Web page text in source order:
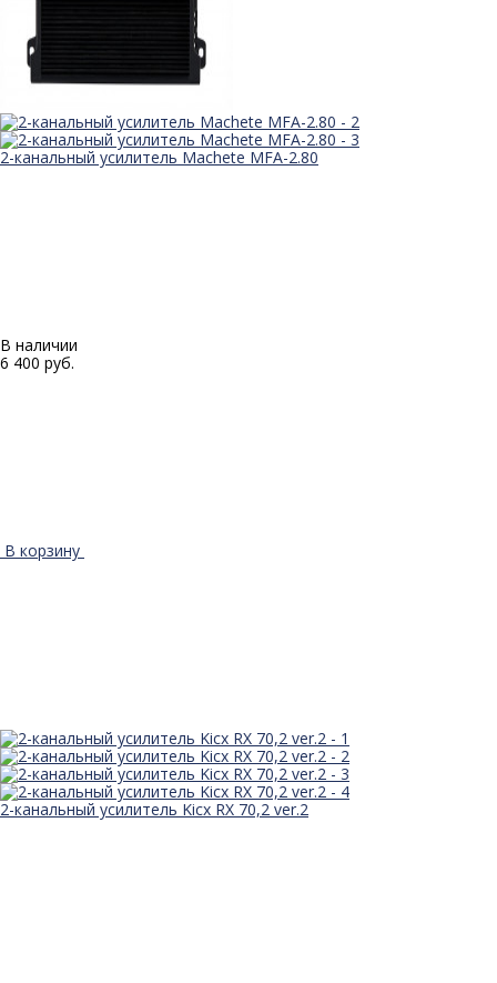
2-канальный усилитель Machete MFA-2.80
В наличии
6 400 руб.
В корзину
2-канальный усилитель Kicx RX 70,2 ver.2